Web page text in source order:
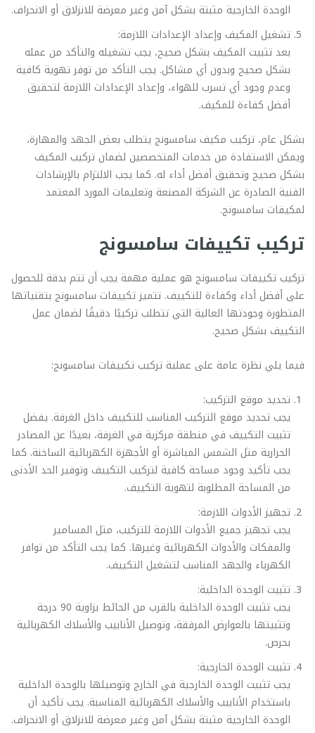
الوحدة الخارجية مثبتة بشكل آمن وغير معرضة للانزلاق أو الانحراف.
تشغيل المكيف وإعداد الإعدادات اللازمة:
بعد تثبيت المكيف بشكل صحيح، يجب تشغيله والتأكد من عمله
بشكل صحيح وبدون أي مشاكل. يجب التأكد من توفر تهوية كافية
وعدم وجود أي تسرب للهواء، وإعداد الإعدادات اللازمة لتحقيق
أفضل كفاءة للمكيف.
بشكل عام، تركيب مكيف سامسونج يتطلب بعض الجهد والمهارة،
ويمكن الاستفادة من خدمات المتخصصين لضمان تركيب المكيف
بشكل صحيح وتحقيق أفضل أداء له. كما يجب الالتزام بالإرشادات
الفنية الصادرة عن الشركة المصنعة وتعليمات المورد المعتمد
لمكيفات سامسونج.
تركيب تكييفات سامسونج
تركيب تكييفات سامسونج هو عملية مهمة يجب أن تتم بدقة للحصول
على أفضل أداء وكفاءة للتكييف. تتميز تكييفات سامسونج بتقنياتها
المتطورة وجودتها العالية التي تتطلب تركيبًا دقيقًا لضمان عمل
التكييف بشكل صحيح.
فيما يلي نظرة عامة على عملية تركيب تكييفات سامسونج:
تحديد موقع التركيب:
يجب تحديد موقع التركيب المناسب للتكييف داخل الغرفة. يفضل
تثبيت التكييف في منطقة مركزية في الغرفة، بعيدًا عن المصادر
الحرارية مثل الشمس المباشرة أو الأجهزة الكهربائية الساخنة. كما
يجب تأكيد وجود مساحة كافية لتركيب التكييف وتوفير الحد الأدنى
من المساحة المطلوبة لتهوية التكييف.
تجهيز الأدوات اللازمة:
يجب تجهيز جميع الأدوات اللازمة للتركيب، مثل المسامير
والمفكات والأدوات الكهربائية وغيرها. كما يجب التأكد من توافر
الكهرباء والجهد المناسب لتشغيل التكييف.
تثبيت الوحدة الداخلية:
يجب تثبيت الوحدة الداخلية بالقرب من الحائط بزاوية 90 درجة
وتثبيتها بالعوارض المرفقة، وتوصيل الأنابيب والأسلاك الكهربائية
بحرص.
تثبيت الوحدة الخارجية:
يجب تثبيت الوحدة الخارجية في الخارج وتوصيلها بالوحدة الداخلية
باستخدام الأنابيب والأسلاك الكهربائية المناسبة. يجب تأكيد أن
الوحدة الخارجية مثبتة بشكل آمن وغير معرضة للانزلاق أو الانحراف.